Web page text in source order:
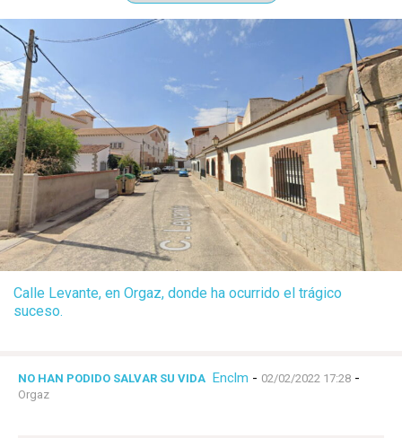
Calle Levante, en Orgaz, donde ha ocurrido el trágico
suceso.
NO HAN PODIDO SALVAR SU VIDA Enclm - 02/02/2022 17:28 -
Orgaz